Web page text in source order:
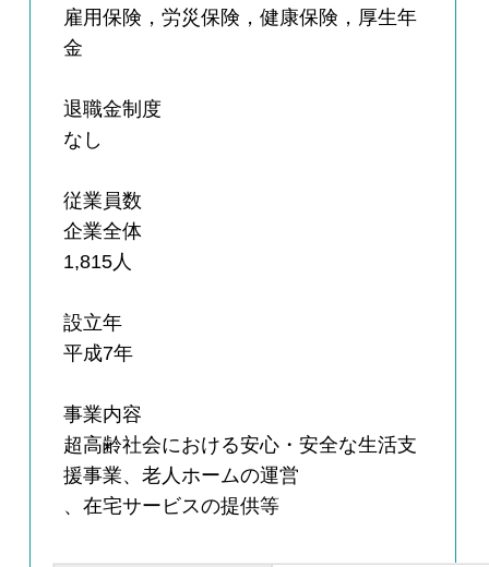
雇用保険，労災保険，健康保険，厚生年
金
退職金制度
なし
従業員数
企業全体
1,815人
設立年
平成7年
事業内容
超高齢社会における安心・安全な生活支
援事業、老人ホームの運営
、在宅サービスの提供等